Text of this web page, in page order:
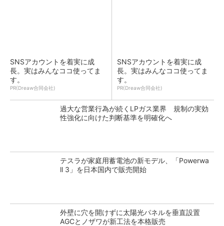
SNSアカウントを着実に成
長。実はみんなココ使ってま
す。
PR(Dreaw合同会社)
SNSアカウントを着実に成
長。実はみんなココ使ってま
す。
PR(Dreaw合同会社)
過大な営業行為が続くLPガス業界 規制の実効
性強化に向けた判断基準を明確化へ
テスラが家庭用蓄電池の新モデル、「Powerwa
ll 3」を日本国内で販売開始
外壁に穴を開けずに太陽光パネルを垂直設置
AGCとノザワが新工法を本格販売